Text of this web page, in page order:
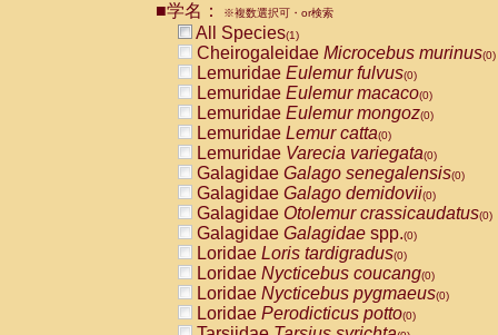
CebidaeCebus nigrivittatus
CebidaeCebus
CebidaeSaimiri boliviensis(0)
CebidaeSaimiri sciureus(0)
AtelidaeAlouatta caraya(0)
AtelidaeAlouatta fusca(0)
AtelidaeAlouatta seniculus
AtelidaeAlouattaspp.(0)
AtelidaeAteles belzebuth(0)
AtelidaeAteles geoffroyi(0)
AtelidaeAteles paniscus(0)
AtelidaeAtelesspp.(0)
Atelidae Lagothrix lagothricha
AtelidaeLagothrix lagothricha cana
PitheciidaeCacajao calvus
PitheciidaeCallicebus cupreus
PitheciidaeCallicebus donacophilus
■学名： ※複数選択可・or検索
All Species(1)
Cheirogaleidae Microcebus murinus(0)
Lemuridae Eulemur fulvus(0)
Lemuridae Eulemur macaco(0)
Lemuridae Eulemur mongoz(0)
Lemuridae Lemur catta(0)
Lemuridae Varecia variegata(0)
Galagidae Galago senegalensis(0)
Galagidae Galago demidovii(0)
Galagidae Otolemur crassicaudatus(0)
Galagidae Galagidae spp.(0)
Loridae Loris tardigradus(0)
Loridae Nycticebus coucang(0)
Loridae Nycticebus pygmaeus(0)
Loridae Perodicticus potto(0)